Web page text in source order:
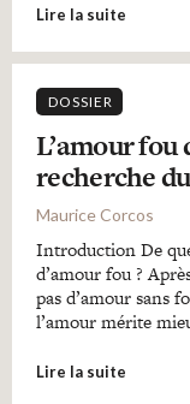
Lire la suite
DOSSIER
L’amour fou
recherche
Maurice Corcos
Introduction De
d’amour fou ?
pas d’amour sans
l’amour mérite
Lire la suite